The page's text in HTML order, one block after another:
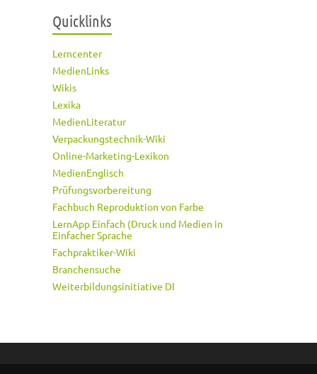
Quicklinks
Lerncenter
MedienLinks
Wikis
Lexika
MedienLiteratur
Verpackungstechnik-Wiki
Online-Marketing-Lexikon
MedienEnglisch
Prüfungsvorbereitung
Fachbuch Reproduktion von Farbe
LernApp Einfach (Druck und Medien in
Einfacher Sprache
Fachpraktiker-Wiki
Branchensuche
Weiterbildungsinitiative DI